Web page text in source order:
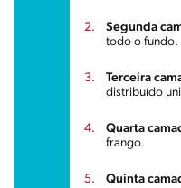
Segunda
todo o fundo.
Terceira
distribuído
Quarta
frango.
Quinta